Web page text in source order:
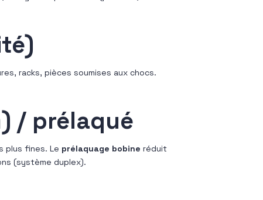
racks, pièces soumises aux chocs.
/ prélaqué
plus fines. Le prélaquage bobine réduit
(système duplex).